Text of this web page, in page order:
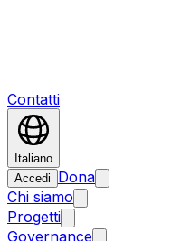
Contatti
Italiano
Accedi
Dona
Chi siamo
Progetti
Governance